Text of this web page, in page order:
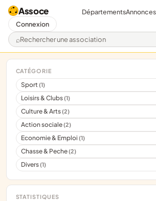
Assoce
Rechercher une association
DépartementsAnnonces
Connexion
CATÉGORIE
Sport(1)
Loisirs & Clubs(1)
Culture & Arts(2)
Action sociale(2)
Economie & Emploi(1)
Chasse & Peche(2)
Divers(1)
STATISTIQUES